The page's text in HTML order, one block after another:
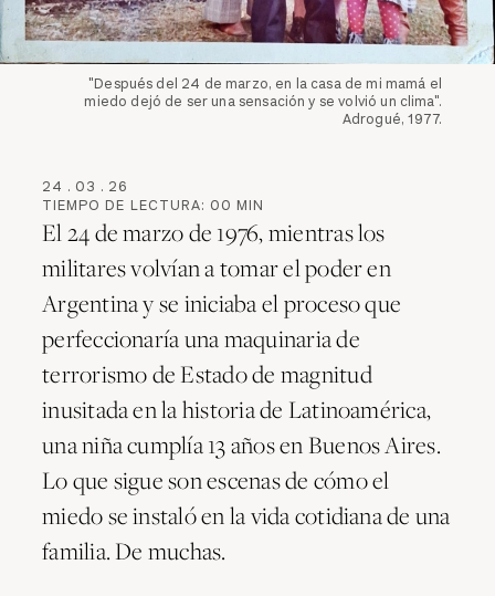
"Después del 24 de marzo, en la casa de mi mamá el
miedo dejó de ser una sensación y se volvió un clima".
Adrogué, 1977.
24 . 03 . 26
TIEMPO DE LECTURA: 00 MIN
El 24 de marzo de 1976, mientras los
militares volvían a tomar el poder en
Argentina y se iniciaba el proceso que
perfeccionaría una maquinaria de
terrorismo de Estado de magnitud
inusitada en la historia de Latinoamérica,
una niña cumplía 13 años en Buenos Aires.
Lo que sigue son escenas de cómo el
miedo se instaló en la vida cotidiana de una
familia. De muchas.